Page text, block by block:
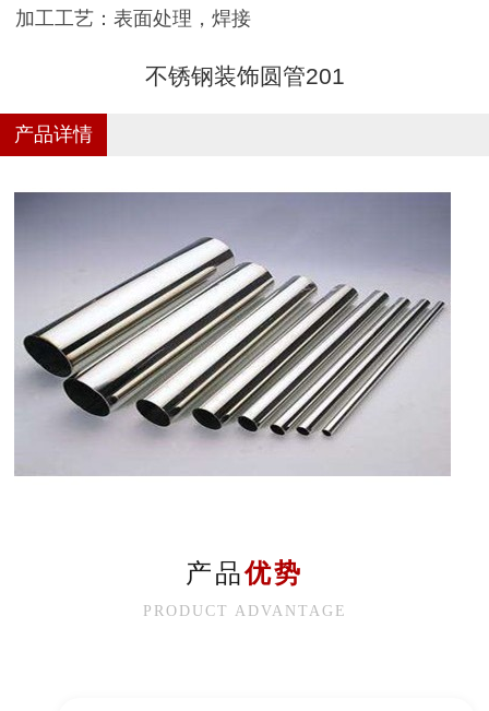
加工工艺：表面处理，焊接
不锈钢装饰圆管201
产品详情
产品优势
PRODUCT ADVANTAGE